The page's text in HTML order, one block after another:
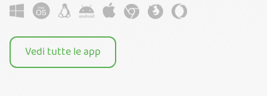
Vedi tutte le app